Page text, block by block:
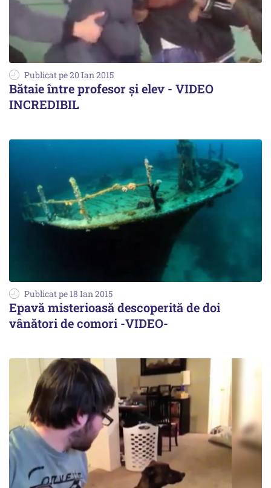
Publicat pe 20 Ian 2015
Bătaie între profesor și elev - VIDEO
INCREDIBIL
Publicat pe 18 Ian 2015
Epavă misterioasă descoperită de doi
vânători de comori -VIDEO-